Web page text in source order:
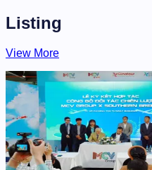
Listing
View More